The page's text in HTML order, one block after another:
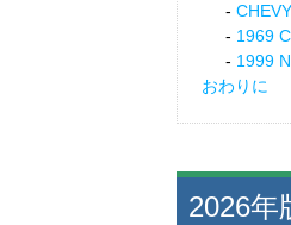
1969
1999
おわりに
2026年